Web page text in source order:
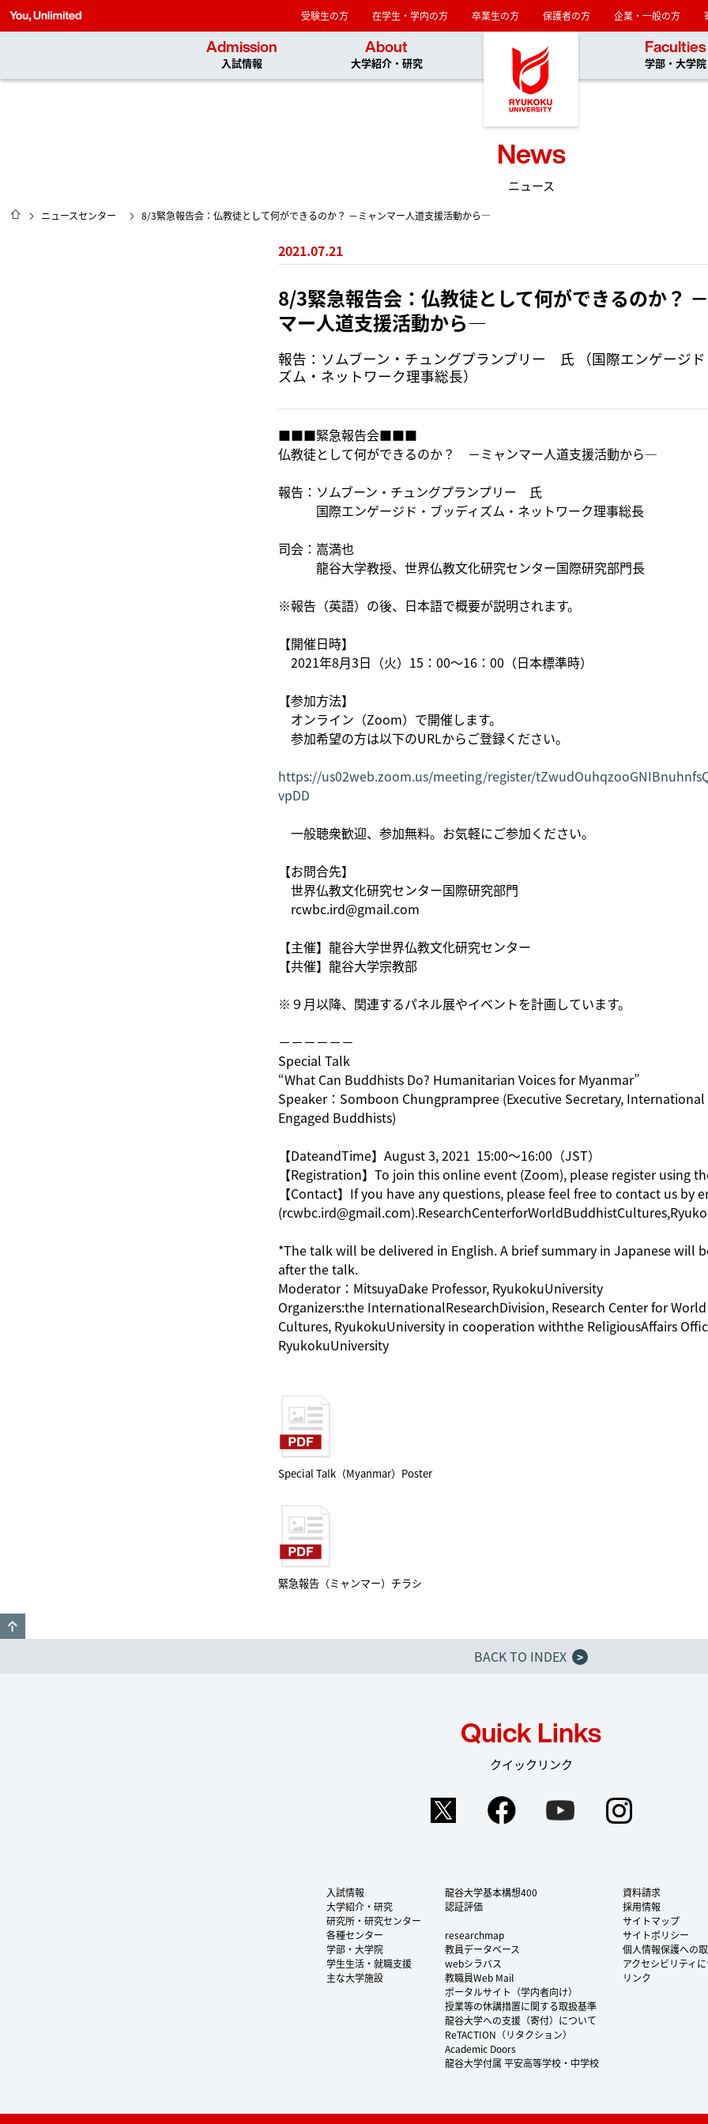
龍谷
受験生の方 在学生・学内の方 卒業生の方 保護者の方 企業・一般の方
Admission
入試情報
About
大学紹介・研究
Faculties
学部・大学院
News
ニュース
HOME
ニュースセンター 8/3緊急報告会：仏教徒として何ができるのか？ －ミャンマー人道支援活動から―
2021.07.21
8/3緊急報告会：仏教徒として何ができるのか？
マー人道支援活動から―
報告：ソムブーン・チュングプランプリー 氏 （国際エンゲージド
ズム・ネットワーク理事総長）
■■■緊急報告会■■■
仏教徒として何ができるのか？ －ミャンマー人道支援活動から―
報告：ソムブーン・チュングプランプリー 氏
国際エンゲージド・ブッディズム・ネットワーク理事総長
司会：嵩満也
龍谷大学教授、世界仏教文化研究センター国際研究部門長
※報告（英語）の後、日本語で概要が説明されます。
【開催日時】
2021年8月3日（火）15：00～16：00（日本標準時）
【参加方法】
オンライン（Zoom）で開催します。
参加希望の方は以下のURLからご登録ください。
https://us02web.zoom.us/meeting/register/
vpDD
一般聴衆歓迎、参加無料。お気軽にご参加ください。
【お問合先】
世界仏教文化研究センター国際研究部門
rcwbc.ird@gmail.com
【主催】龍谷大学世界仏教文化研究センター
【共催】龍谷大学宗教部
※９月以降、関連するパネル展やイベントを計画しています。
－－－－－－
Special Talk
“What Can Buddhists Do? Humanitarian Voices for Myanmar”
Speaker：Somboon Chungprampree (Executive Secretary,
Engaged Buddhists)
【DateandTime】August 3, 2021 15:00～16:00（JST）
【Registration】To join this online event (Zoom), please register using
【Contact】If you have any questions, please feel free to contact us by
*The talk will be delivered in English. A brief summary in Japanese will
after the talk.
Moderator：MitsuyaDake Professor, RyukokuUniversity
Organizers:the InternationalResearchDivision, Research Center for
Cultures, RyukokuUniversity in cooperation withthe ReligiousAffairs
RyukokuUniversity
Special Talk（Myanmar）Poster
緊急報告（ミャンマー）チラシ
BACK TO INDEX
>
Quick Links
クイックリンク
Twitter FacebookYouTube
入試情報
大学紹介・研究
研究所・研究センター
各種センター
学部・大学院
学生生活・就職支援
主な大学施設
龍谷大学基本構想400
認証評価
researchmap
教員データベース
webシラバス
教職員Web Mail
ポータルサイト（学内者向け）
授業等の休講措置に関する取扱基準
龍谷大学への支援（寄付）について
ReTACTION（リタクション）
Academic Doors
龍谷大学付属 平安高等学校・中学校
資料請求
採用情報
サイトマップ
サイトポリシー
個人情報保護への
アクセシビリティ
リンク